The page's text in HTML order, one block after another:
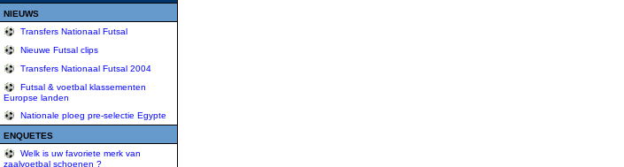
NIEUWS
Transfers Nationaal Futsal
Nieuwe Futsal clips
Transfers Nationaal Futsal 2004
Futsal & voetbal klassementen
Europse landen
Nationale ploeg pre-selectie Egypte
ENQUETES
Welk is uw favoriete merk van
zaalvoetbal schoenen ?